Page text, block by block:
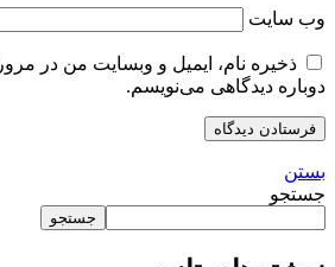
وب‌ سایت
ذخیره نام، ایمیل و وبسایت من در
دوباره دیدگاهی می‌نویسم.
بستن
جستجو
جستجو